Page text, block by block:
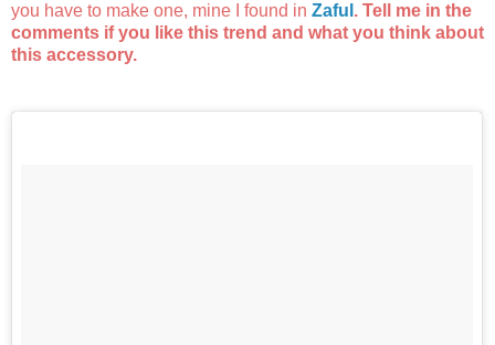
you have to make one, mine I found in Zaful . Tell me in the
comments if you like this trend and what you think about
this accessory.